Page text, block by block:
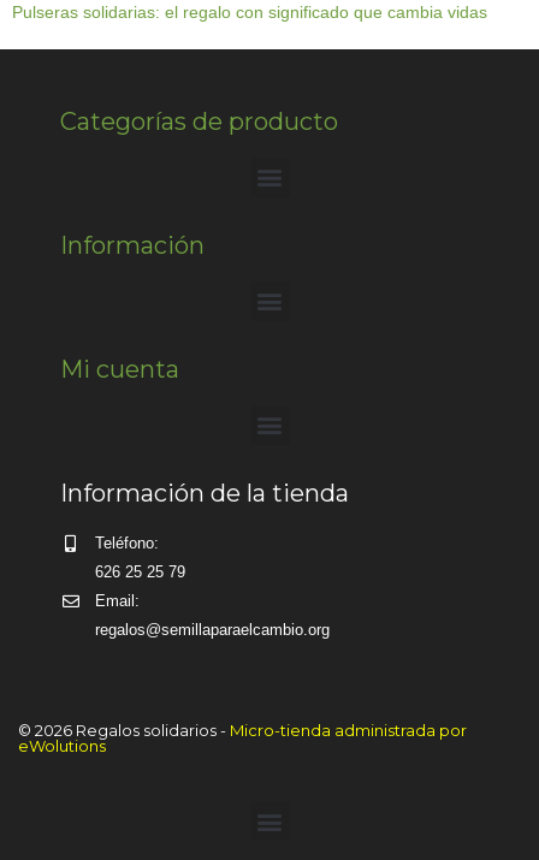
Pulseras solidarias: el regalo con significado que cambia vidas
Categorías de producto
Información
Mi cuenta
Información de la tienda
Teléfono:
626 25 25 79
Email:
regalos@semillaparaelcambio.org
© 2026 Regalos solidarios - Micro-tienda administrada por
eWolutions